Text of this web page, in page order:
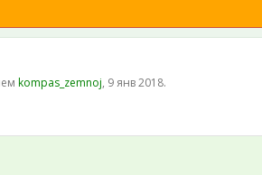
kompas_zemnoj, 9 янв 2018.